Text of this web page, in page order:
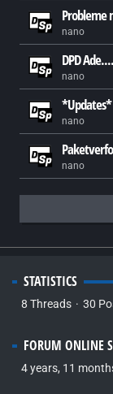
Probleme
nano
DPD Ade....
nano
*Updates*
nano
nano
STATISTICS
8 Threads 30
FORUM ONLINE
4 years, 11